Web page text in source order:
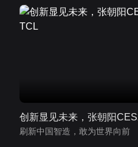
刷新中国智造，敢为世界向前